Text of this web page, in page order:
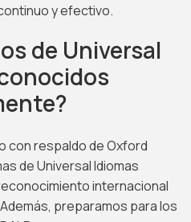
y efectivo.
de Universal
con respaldo de Oxford
de Universal Idiomas
internacional
preparamos para los